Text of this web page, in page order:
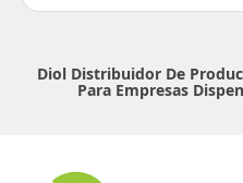
Diol Distribuidor De
Para Empresas